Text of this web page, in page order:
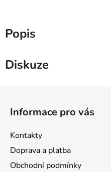
Popis
Diskuze
Informace pro vás
Kontakty
Doprava a platba
Obchodní podmínky